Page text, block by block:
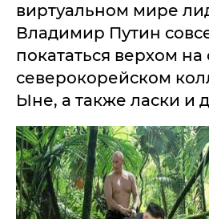
виртуальном мире
Владимир Путин
покататься верхом на
северокорейском
Ыне, а также ласки и